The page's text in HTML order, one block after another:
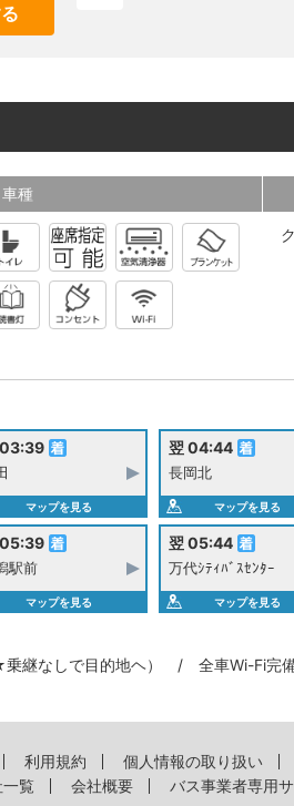
車種
マップを見る
翌 04:44
長岡北
マップを見る
駅前
マップを見る
翌 05:44
万代ｼﾃｨﾊﾞｽｾﾝﾀｰ
マップを見る
乗継なしで目的地ヘ） / 全車Wi-Fi完
利用規約 個人情報の取り扱い
覧
会社概要 バス事業者専用